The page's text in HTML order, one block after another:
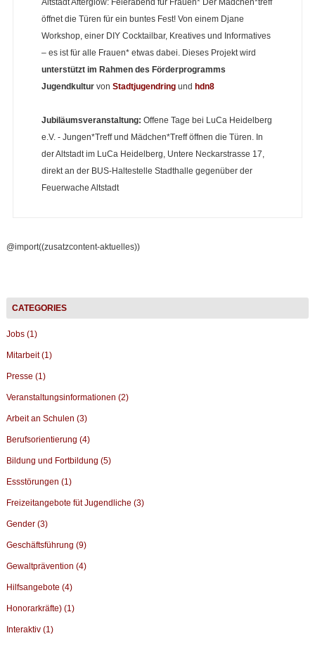
Altstadt Afterglow: Feierabend für Frauen* Der Mädchen*treff
öffnet die Türen für ein buntes Fest! Von einem Djane
Workshop, einer DIY Cocktailbar, Kreatives und Informatives
– es ist für alle Frauen* etwas dabei. Dieses Projekt wird
unterstützt im Rahmen des Förderprogramms
Jugendkulturvon Stadtjugendringund hdn8
Jubiläumsveranstaltung: Offene Tage bei LuCa Heidelberg
e.V. - Jungen*Treff und Mädchen*Treff öffnen die Türen. In
der Altstadt im LuCa Heidelberg, Untere Neckarstrasse 17,
direkt an der BUS-Haltestelle Stadthalle gegenüber der
Feuerwache Altstadt
@import((zusatzcontent-aktuelles))
Jobs (1)
Mitarbeit (1)
Presse (1)
Veranstaltungsinformationen (2)
Arbeit an Schulen (3)
Berufsorientierung (4)
Bildung und Fortbildung (5)
Essstörungen (1)
Freizeitangebote füt Jugendliche (3)
Gender (3)
Geschäftsführung (9)
Gewaltprävention (4)
Hilfsangebote (4)
Honorarkräfte) (1)
Interaktiv (1)